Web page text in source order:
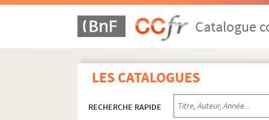
Catalogue
LES CATALOGUES
RECHERCHE RAPIDE
Jeanne d'Arc : pièce en 6 actes
Joseph Fabre. Jeanne d'Arc : drame
Marquet, Armand Delbès, X***. Jeanne la
Dumanoir et Ange de Keraniou. Jeanne qui
Hugo von Hofmannsthal. Jedermann ou le